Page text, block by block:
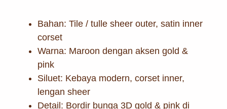
Bahan: Tile / tulle sheer outer, satin inner
corset
Warna: Maroon dengan aksen gold &
pink
Siluet: Kebaya modern, corset inner,
lengan sheer
Detail: Bordir bunga 3D gold & pink di